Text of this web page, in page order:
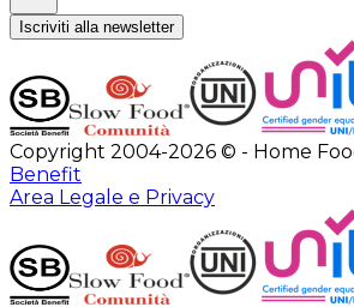
Iscriviti alla newsletter
Copyright 2004-2026 © - Home
Benefit
Area Legale e Privacy